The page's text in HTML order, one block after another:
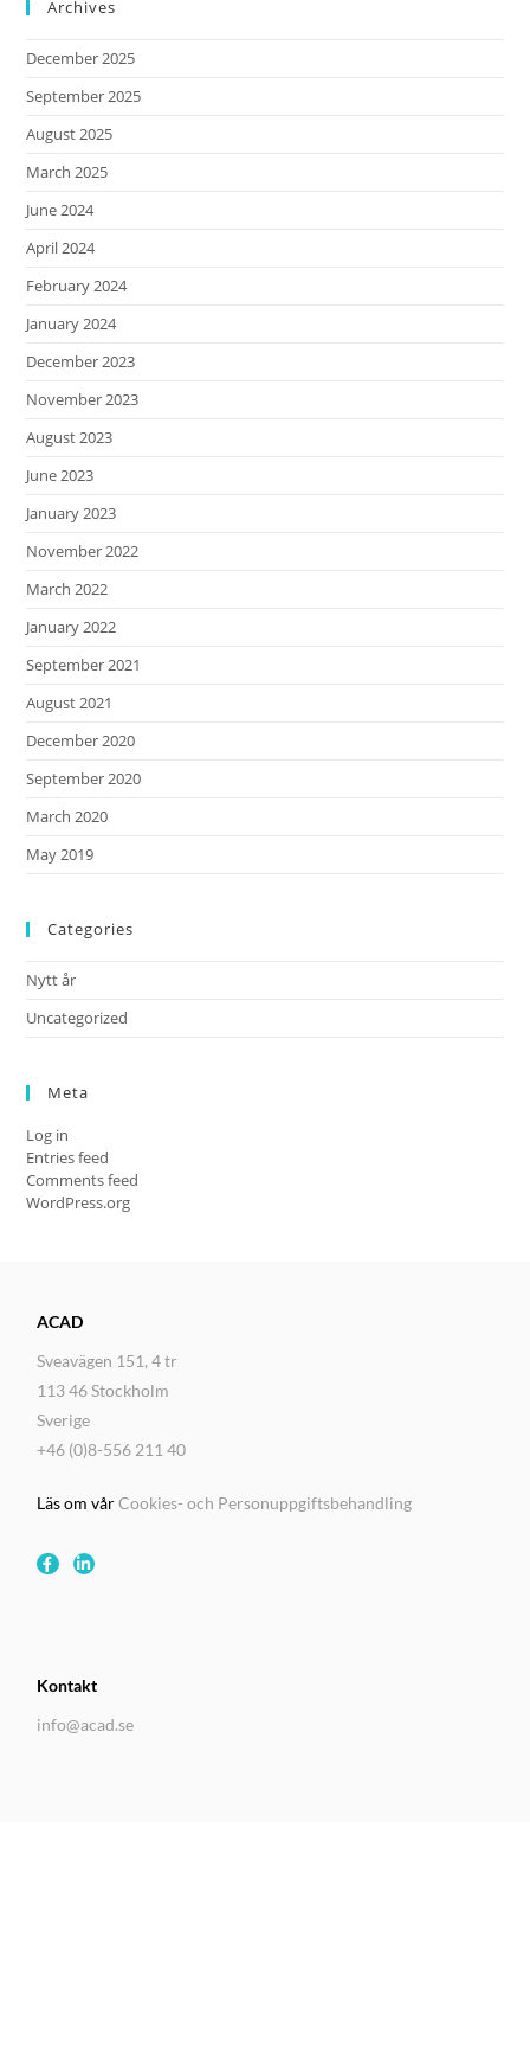
Archives
December 2025
September 2025
August 2025
March 2025
June 2024
April 2024
February 2024
January 2024
December 2023
November 2023
August 2023
June 2023
January 2023
November 2022
March 2022
January 2022
September 2021
August 2021
December 2020
September 2020
March 2020
May 2019
Categories
Nytt år
Uncategorized
Meta
Log in
Entries feed
Comments feed
WordPress.org
ACAD
Sveavägen 151, 4 tr
113 46 Stockholm
Sverige
+46 (0)8-556 211 40
Läs om vårCookies- och Personuppgiftsbehandling
Kontakt
info@acad.se